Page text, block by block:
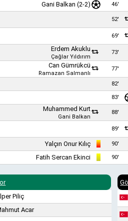
Gani Balkan (2-2) 46'
52'
69'
Erdem Akuklu
Çağlar Yıldırım
73'
Can Gümrükcü
Ramazan Salmanlı
77'
82'
83'
Muhammed Kurt
Gani Balkan
88'
89'
Yalçın Onur Kılıç 90'
Fatih Sercan Ekinci 90'
Piliç
Acar